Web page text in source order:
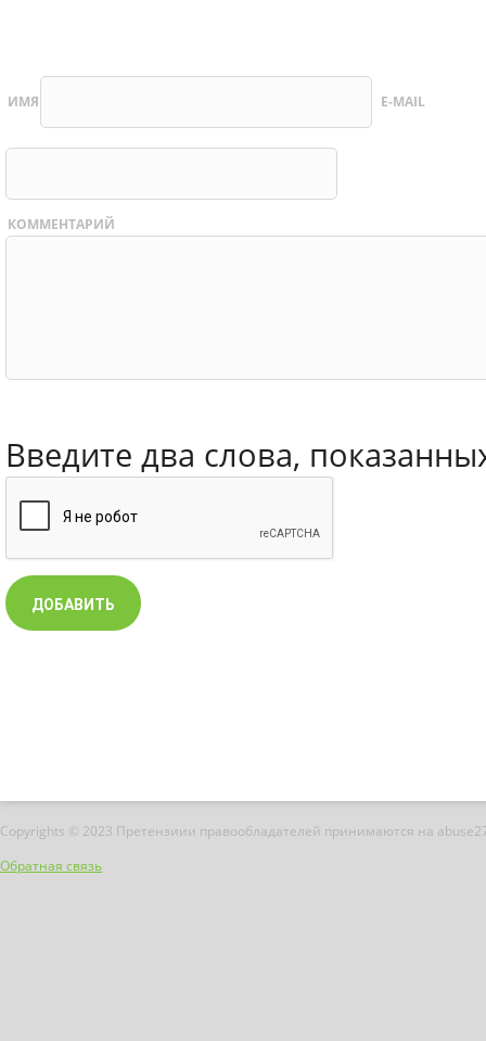
ИМЯ E-MAIL
КОММЕНТАРИЙ
Введите два слова,
Copyrights © 2023 Претензиии правообладателей принимаются на
Обратная связь